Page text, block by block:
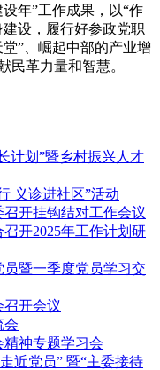
年”工作成果，以“作
设，履行好参政党职
”、崛起中部的产业增
民革力量和智慧。
计划”暨乡村振兴人才
义诊进社区”活动
开挂钩结对工作会议
开2025年工作计划研
暨一季度党员学习交
召开会议
会
神专题学习会
近党员” 暨“主委接待